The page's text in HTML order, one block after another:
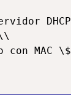
con MAC